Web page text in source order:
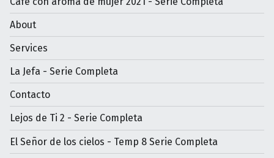
About
Services
La Jefa - Serie Completa
Contacto
Lejos de Ti 2 - Serie Completa
El Señor de los cielos - Temp 8 Serie Completa